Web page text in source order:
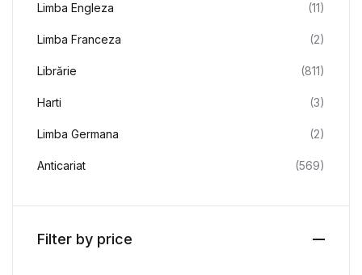
Limba Engleza (11)
Limba Franceza (2)
Librărie (811)
Harti (3)
Limba Germana (2)
Anticariat (569)
Filter by price